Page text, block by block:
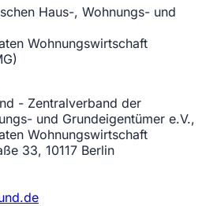
Haus-, Wohnungs- und
Wohnungswirtschaft
- Zentralverband der
und Grundeigentümer e.V.,
Wohnungswirtschaft
33, 10117 Berlin